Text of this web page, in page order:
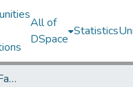
All of
DSpace
Statistics
Fen Edebiyat Fakültesi / Faculty of Letters and Sciences